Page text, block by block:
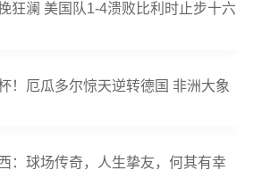
狂澜 美国队1-4溃败比利时止步十六
！厄瓜多尔惊天逆转德国 非洲大象
：球场传奇，人生挚友，何其有幸